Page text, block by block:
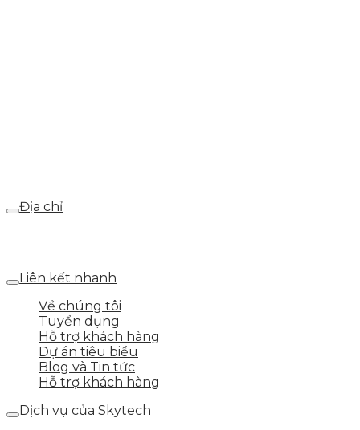
Địa chỉ
Liên kết nhanh
Về chúng tôi
Tuyển dụng
Hỗ trợ khách hàng
Dự án tiêu biểu
Blog và Tin tức
Hỗ trợ khách hàng
Dịch vụ của Skytech